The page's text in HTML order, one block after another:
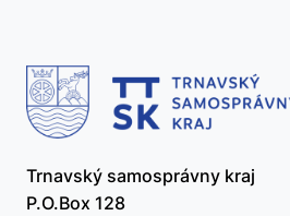
Trnavský samosprávny kraj
P.O.Box 128